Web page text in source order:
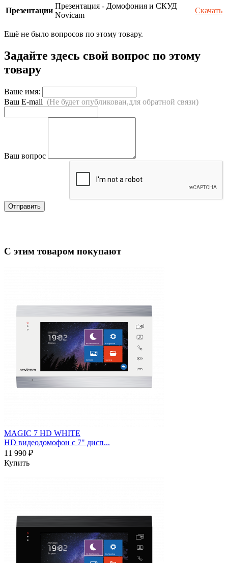
Презентации
Презентация - Домофония и СКУД
Novicam
Скачать
Ещё не было вопросов по этому товару.
Задайте здесь свой вопрос по этому
товару
Ваше имя:
Ваш E-mail (Не будет опубликован,для обратной связи)
Ваш вопрос
Отправить
С этим товаром покупают
MAGIC 7 HD WHITE
HD видеодомофон с 7" дисп...
11 990 ₽
Купить